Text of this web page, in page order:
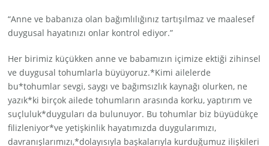
“Anne ve babanıza olan bağımlılığınız tartışılmaz ve maalesef
duygusal hayatınızı onlar kontrol ediyor.”
Her birimiz küçükken anne ve babamızın içimize ektiği zihinsel
ve duygusal tohumlarla büyüyoruz.*Kimi ailelerde
bu*tohumlar sevgi, saygı ve bağımsızlık kaynağı olurken, ne
yazık*ki birçok ailede tohumların arasında korku, yaptırım ve
suçluluk*duyguları da bulunuyor. Bu tohumlar biz büyüdükçe
filizleniyor*ve yetişkinlik hayatımızda duygularımızı,
davranışlarımızı,*dolayısıyla başkalarıyla kurduğumuz ilişkileri